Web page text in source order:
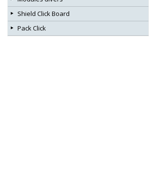
Shield Click Board
Pack Click